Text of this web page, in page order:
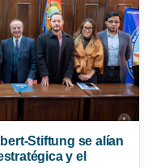
Stiftung se alían
y el